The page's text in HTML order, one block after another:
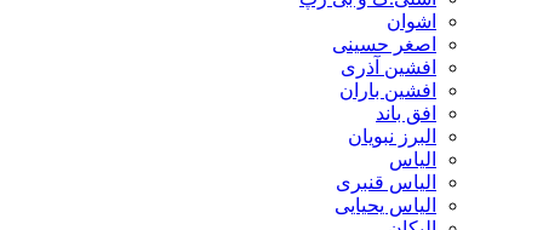
اشوان
اصغر حسینی
افشین آذری
افشین باران
افق باند
البرز نبویان
الیاس
الیاس قنبرى
الیاس یحیایی